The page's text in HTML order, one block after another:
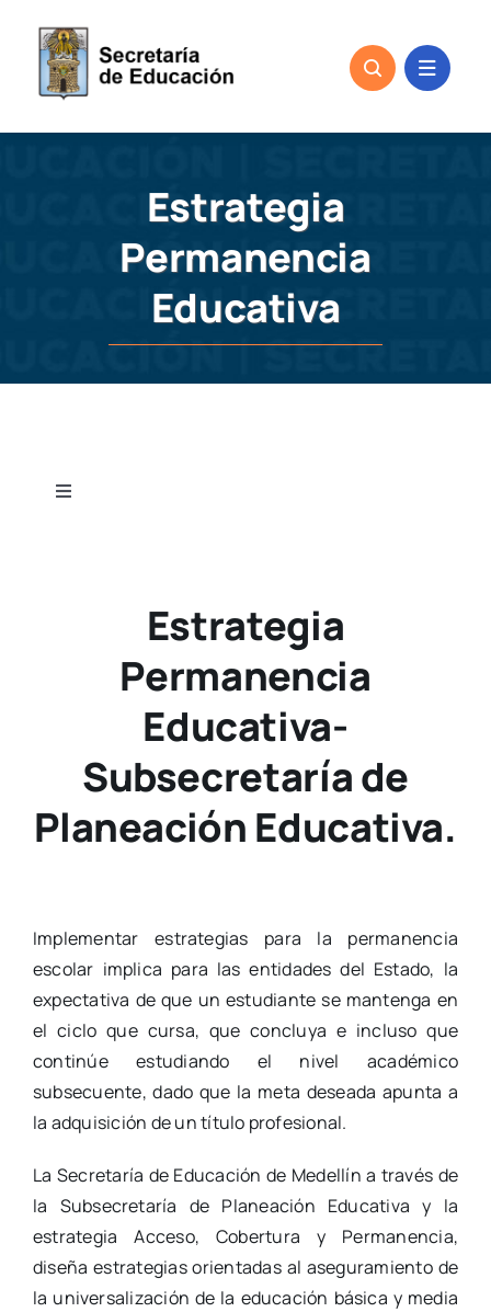
content
Estrategia
Permanencia
Educativa
Toggle
Estrategia
Permanencia
Educativa-
Subsecretaría de
Planeación Educativa.
Implementar estrategias para la permanencia
escolar implica para las entidades del Estado, la
expectativa de que un estudiante se mantenga en
el ciclo que cursa, que concluya e incluso que
continúe estudiando el nivel académico
subsecuente, dado que la meta deseada apunta a
la adquisición de un título profesional.
La Secretaría de Educación de Medellín a través de
la Subsecretaría de Planeación Educativa y la
estrategia Acceso, Cobertura y Permanencia,
diseña estrategias orientadas al aseguramiento de
la universalización de la educación básica y media